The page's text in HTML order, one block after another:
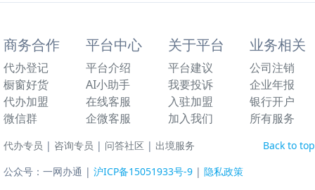
商务合作
代办登记
橱窗好货
代办加盟
微信群
平台中心
平台介绍
AI小助手
在线客服
企微客服
关于平台
平台建议
我要投诉
入驻加盟
加入我们
业务相关
公司注销
企业年报
银行开户
所有服务
Back to top
代办专员 | 咨询专员 | 问答社区 | 出境服务
公众号：一网办通 | 沪ICP备15051933号-9 | 隐私政策